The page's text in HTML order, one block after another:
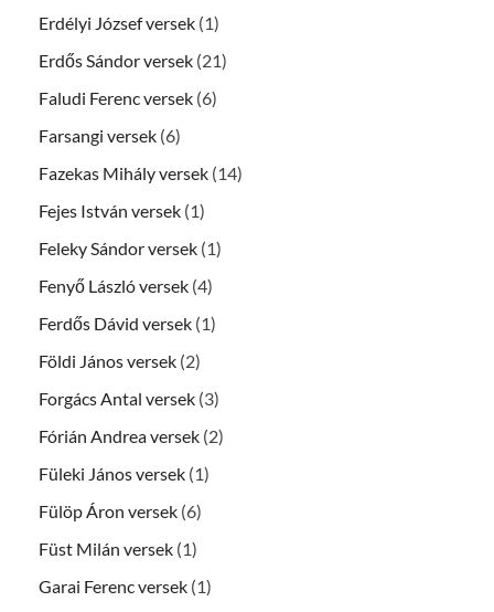
Erdélyi József versek (1)
Erdős Sándor versek (21)
Faludi Ferenc versek (6)
Farsangi versek (6)
Fazekas Mihály versek (14)
Fejes István versek (1)
Feleky Sándor versek (1)
Fenyő László versek (4)
Ferdős Dávid versek (1)
Földi János versek (2)
Forgács Antal versek (3)
Fórián Andrea versek (2)
Füleki János versek (1)
Fülöp Áron versek (6)
Füst Milán versek (1)
Garai Ferenc versek (1)